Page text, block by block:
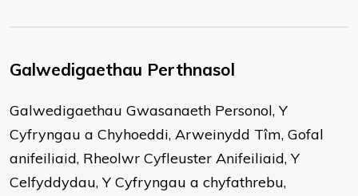
Galwedigaethau Perthnasol
Galwedigaethau Gwasanaeth Personol, Y
Cyfryngau a Chyhoeddi, Arweinydd Tîm, Gofal
anifeiliaid, Rheolwr Cyfleuster Anifeiliaid, Y
Celfyddydau, Y Cyfryngau a chyfathrebu,